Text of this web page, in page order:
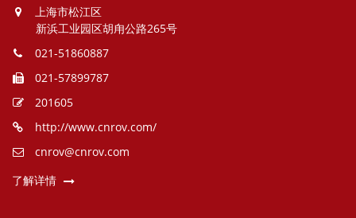
上海市松江区
新浜工业园区胡甪公路265号
021-51860887
021-57899787
201605
http://www.cnrov.com/
cnrov@cnrov.com
了解详情